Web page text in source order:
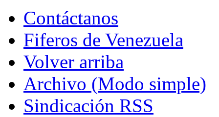
Contáctanos
Fiferos de Venezuela
Volver arriba
Archivo (Modo simple)
Sindicación RSS